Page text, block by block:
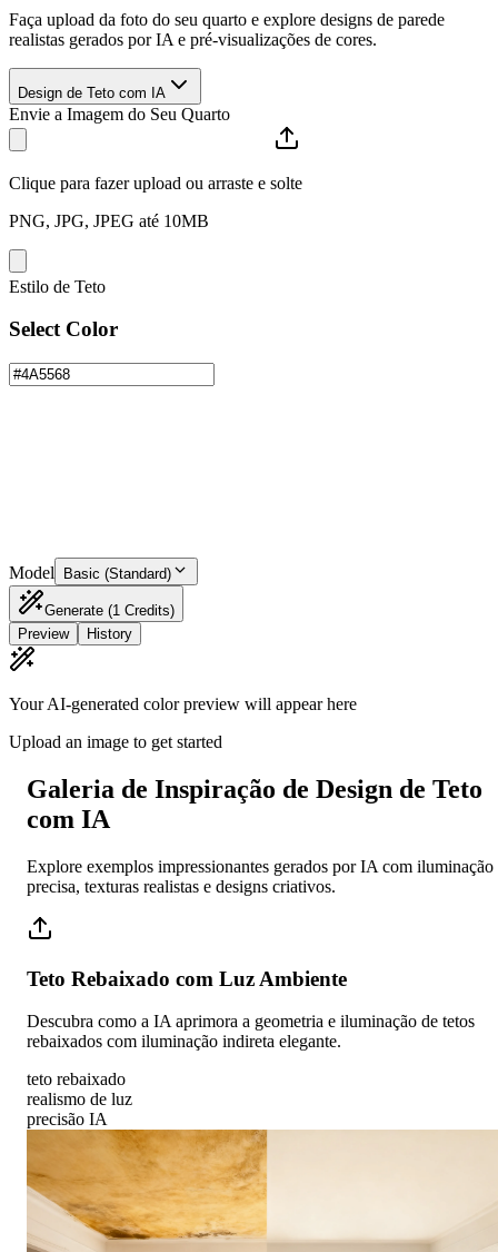
Faça upload da foto do seu quarto e explore designs de parede
realistas gerados por IA e pré-visualizações de cores.
Design de Teto com IA
Envie a Imagem do Seu Quarto
Clique para fazer upload ou arraste e solte
PNG, JPG, JPEG até 10MB
Estilo de Teto
Select Color
Model Basic (Standard)
Generate (1 Credits)
Preview
History
Your AI-generated color preview will appear here
Upload an image to get started
Galeria de Inspiração de Design de Teto
com IA
Explore exemplos impressionantes gerados por IA com iluminação
precisa, texturas realistas e designs criativos.
Teto Rebaixado com Luz Ambiente
Descubra como a IA aprimora a geometria e iluminação de tetos
rebaixados com iluminação indireta elegante.
teto rebaixado
realismo de luz
precisão IA